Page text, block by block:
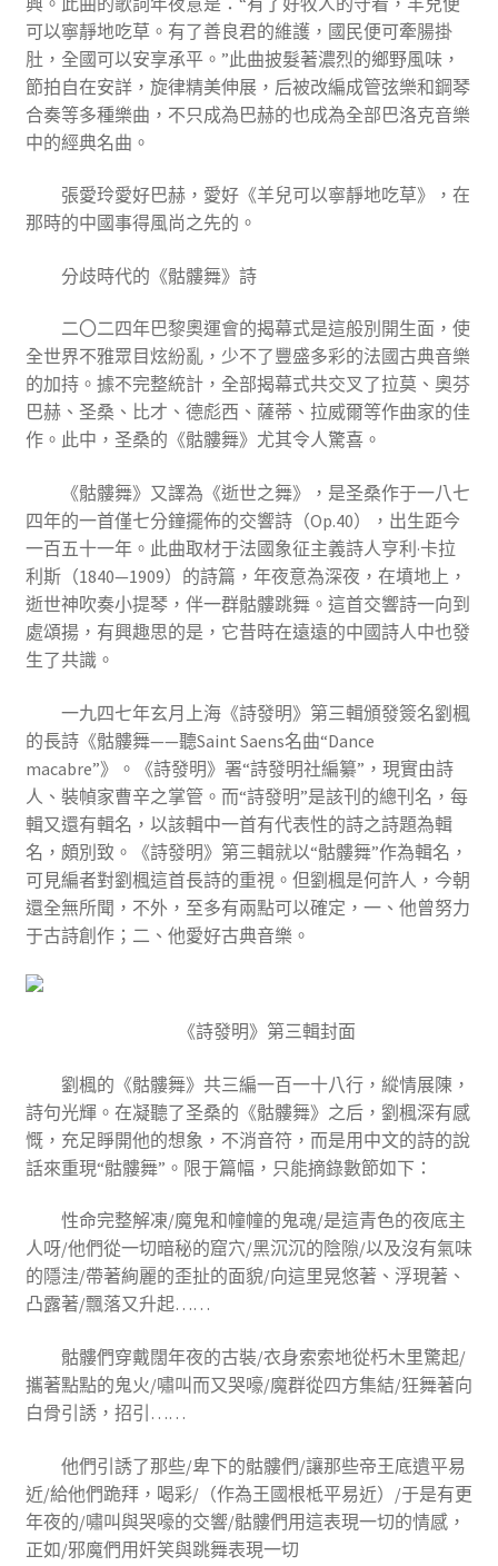
可以寧靜地吃草。有了善良君的維護，國民便可牽腸掛
肚，全國可以安享承平。”此曲披髮著濃烈的鄉野風味，
節拍自在安詳，旋律精美伸展，后被改編成管弦樂和鋼琴
合奏等多種樂曲，不只成為巴赫的也成為全部巴洛克音樂
中的經典名曲。
張愛玲愛好巴赫，愛好《羊兒可以寧靜地吃草》，在
那時的中國事得風尚之先的。
分歧時代的《骷髏舞》詩
二〇二四年巴黎奧運會的揭幕式是這般別開生面，使
全世界不雅眾目炫紛亂，少不了豐盛多彩的法國古典音樂
的加持。據不完整統計，全部揭幕式共交叉了拉莫、奧芬
巴赫、圣桑、比才、德彪西、薩蒂、拉威爾等作曲家的佳
作。此中，圣桑的《骷髏舞》尤其令人驚喜。
《骷髏舞》又譯為《逝世之舞》，是圣桑作于一八七
四年的一首僅七分鐘擺佈的交響詩（Op.40），出生距今
一百五十一年。此曲取材于法國象征主義詩人亨利·卡拉
利斯（1840—1909）的詩篇，年夜意為深夜，在墳地上，
逝世神吹奏小提琴，伴一群骷髏跳舞。這首交響詩一向到
處頌揚，有興趣思的是，它昔時在遠遠的中國詩人中也發
生了共識。
一九四七年玄月上海《詩發明》第三輯頒發簽名劉楓
的長詩《骷髏舞——聽Saint Saens名曲“Dance
macabre”》。《詩發明》署“詩發明社編纂”，現實由詩
人、裝幀家曹辛之掌管。而“詩發明”是該刊的總刊名，每
輯又還有輯名，以該輯中一首有代表性的詩之詩題為輯
名，頗別致。《詩發明》第三輯就以“骷髏舞”作為輯名，
可見編者對劉楓這首長詩的重視。但劉楓是何許人，今朝
還全無所聞，不外，至多有兩點可以確定，一、他曾努力
于古詩創作；二、他愛好古典音樂。
《詩發明》第三輯封面
劉楓的《骷髏舞》共三編一百一十八行，縱情展陳，
詩句光輝。在凝聽了圣桑的《骷髏舞》之后，劉楓深有感
慨，充足睜開他的想象，不消音符，而是用中文的詩的說
話來重現“骷髏舞”。限于篇幅，只能摘錄數節如下：
性命完整解凍/魔鬼和幢幢的鬼魂/是這青色的夜底主
人呀/他們從一切暗秘的窟穴/黑沉沉的陰隙/以及沒有氣味
的隱洼/帶著絢麗的歪扯的面貌/向這里晃悠著、浮現著、
凸露著/飄落又升起……
骷髏們穿戴闊年夜的古裝/衣身索索地從朽木里驚起/
攜著點點的鬼火/嘯叫而又哭嚎/魔群從四方集結/狂舞著向
白骨引誘，招引……
他們引誘了那些/卑下的骷髏們/讓那些帝王底遺平易
近/給他們跪拜，喝彩/（作為王國根柢平易近）/于是有更
年夜的/嘯叫與哭嚎的交響/骷髏們用這表現一切的情感，
正如/邪魔們用奸笑與跳舞表現一切